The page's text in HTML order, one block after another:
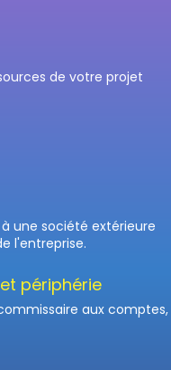
de votre projet
une société extérieure
l'entreprise.
périphérie
aux comptes,